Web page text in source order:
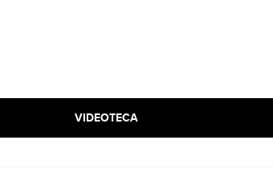
VIDEOTECA